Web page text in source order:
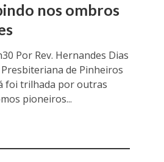
nos ombros
Por Rev. Hernandes Dias
de Pinheiros
foi trilhada por outras
pioneiros...